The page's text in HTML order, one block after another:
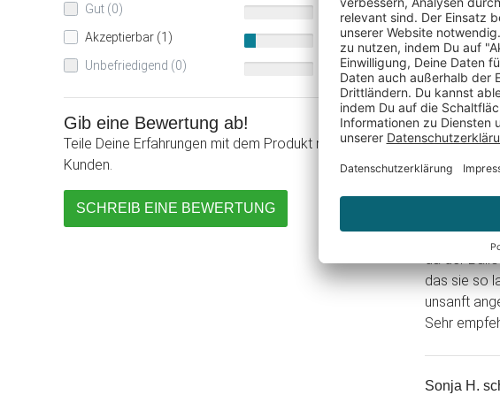
Gut (0)
0%
Akzeptierbar (1)
17%
Unbefriedigend (0)
0%
Gib eine Bewertung ab!
Teile Deine Erfahrungen mit dem Produkt mit anderen
Kunden.
SCHREIB EINE BEWERTUNG
Julia
Kinder
Leaschrieb
Ich habe
einen
eine
da der
das sie so
unsanft
Sehr
Sonja H.